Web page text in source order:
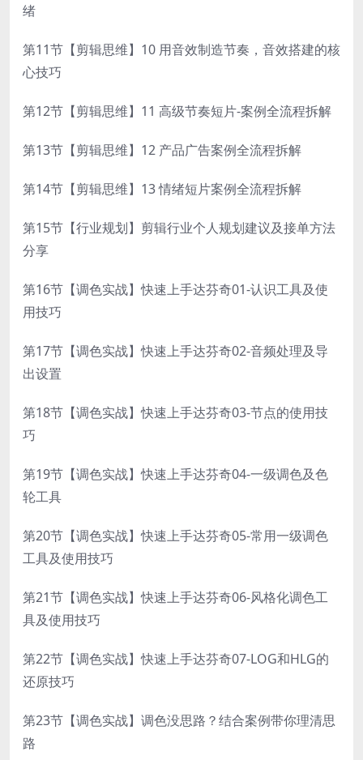
绪
第11节【剪辑思维】10 用音效制造节奏，音效搭建的核
心技巧
第12节【剪辑思维】11 高级节奏短片-案例全流程拆解
第13节【剪辑思维】12 产品广告案例全流程拆解
第14节【剪辑思维】13 情绪短片案例全流程拆解
第15节【行业规划】剪辑行业个人规划建议及接单方法
分享
第16节【调色实战】快速上手达芬奇01-认识工具及使
用技巧
第17节【调色实战】快速上手达芬奇02-音频处理及导
出设置
第18节【调色实战】快速上手达芬奇03-节点的使用技
巧
第19节【调色实战】快速上手达芬奇04-一级调色及色
轮工具
第20节【调色实战】快速上手达芬奇05-常用一级调色
工具及使用技巧
第21节【调色实战】快速上手达芬奇06-风格化调色工
具及使用技巧
第22节【调色实战】快速上手达芬奇07-LOG和HLG的
还原技巧
第23节【调色实战】调色没思路？结合案例带你理清思
路